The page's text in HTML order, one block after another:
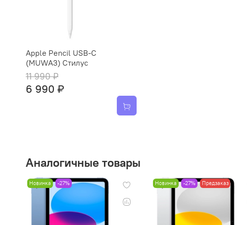
Apple Pencil USB-C
(MUWA3) Стилус
11 990 ₽
6 990 ₽
Аналогичные товары
Новинка -27% Новинка -27% Предзаказ